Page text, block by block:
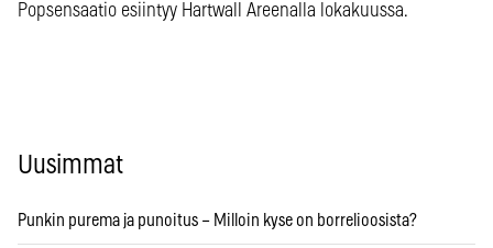
Popsensaatio esiintyy Hartwall Areenalla lokakuussa.
Uusimmat
Punkin purema ja punoitus – Milloin kyse on borrelioosista?